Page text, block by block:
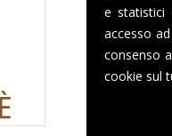
e statistici
accesso
consenso
cookie sul